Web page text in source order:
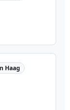
Haag